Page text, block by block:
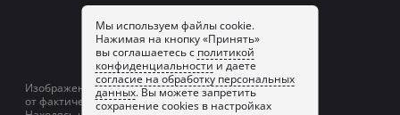
Мы используем файлы cookie.
Нажимая на кнопку «Принять»
вы соглашаетесь с политикой
конфиденциальности и даете
согласие на обработку персональных
данных. Вы можете запретить
сохранение cookies в настройках
Заказать звонок
Изображение товаров на сайте может отличаться
от фактического изображения.